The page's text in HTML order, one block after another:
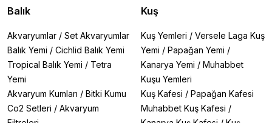
Balık
Akvaryumlar / Set Akvaryumlar
Balık Yemi / Cichlid Balık Yemi
Tropical Balık Yemi / Tetra
Yemi
Akvaryum Kumları / Bitki Kumu
Co2 Setleri / Akvaryum
Kuş
Kuş Yemleri / Versele Laga Kuş
Yemi / Papağan Yemi /
Kanarya Yemi / Muhabbet
Kuşu Yemleri
Kuş Kafesi / Papağan Kafesi
Muhabbet Kuş Kafesi /